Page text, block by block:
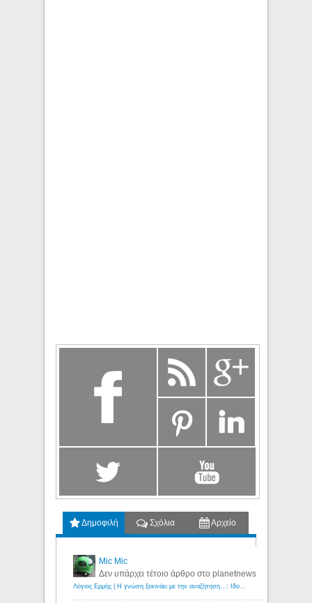
Δημοφιλή Σχόλια Αρχείο
Mic Mic
Δεν υπάρχει τέτοιο άρθρο στο planetnews